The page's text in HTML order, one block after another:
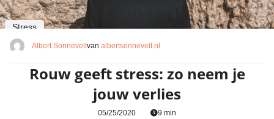
Stress
Albert Sonneveltvan albertsonnevelt.nl
Rouw geeft stress: zo neem je
jouw verlies
05/25/2020 9 min